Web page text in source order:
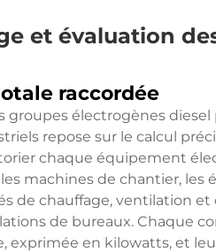
et évaluation
raccordée
groupes électrogènes
repose sur le calcul
chaque équipement
machines de chantier, les
de chauffage, ventilation
de bureaux. Chaque
exprimée en kilowatts, et